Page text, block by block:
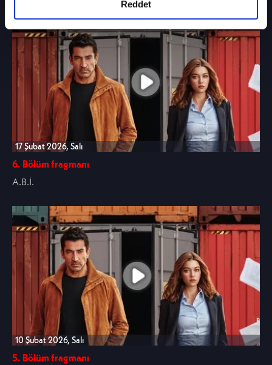
gerçekleştirilen veri işleme faaliyetleri ile ilgili
daha detaylı bilgi almak için lütfentıklayınız.
Reddet
17 Şubat 2026, Salı
6. Bölüm fragmanı
A.B.İ.
10 Şubat 2026, Salı
5. Bölüm fragmanı